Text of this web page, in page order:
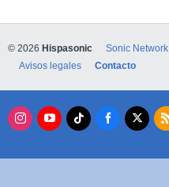
© 2026 Hispasonic Sonic Network
Avisos legales
Contacto